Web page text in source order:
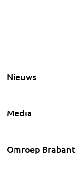
Nieuws
Media
Omroep Brabant